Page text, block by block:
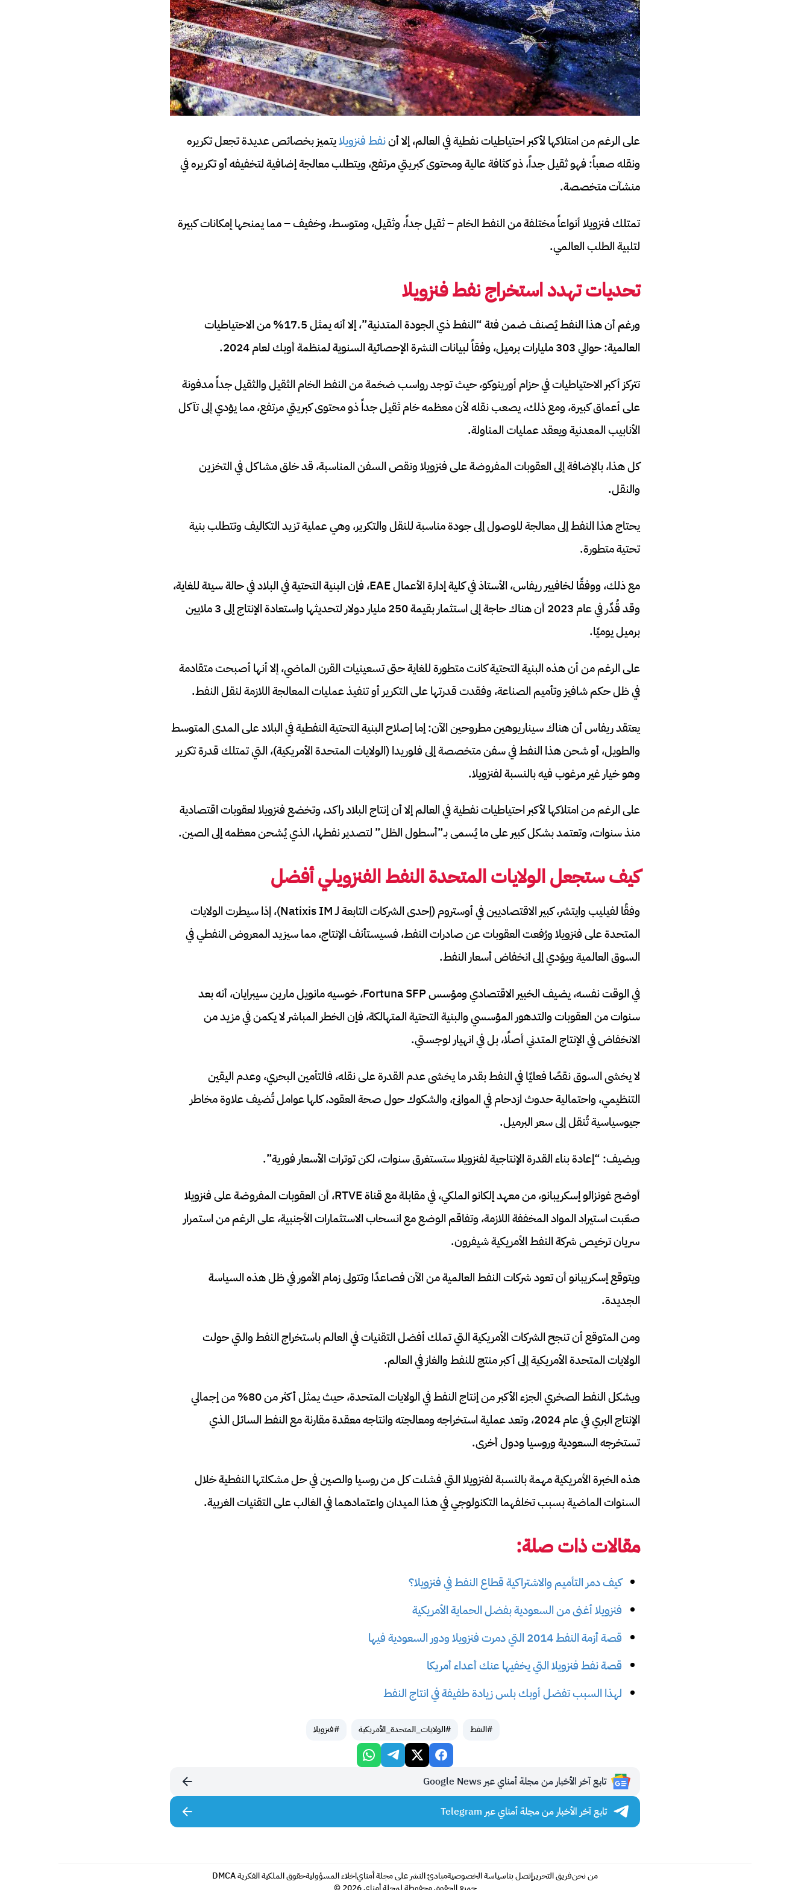
على الرغم من امتلاكها لأكبر احتياطيات نفطية في العالم، إلا أننفط فنزويلايتميز بخصائص عديدة تجعل تكريره
ونقله صعباً: فهو ثقيل جداً، ذو كثافة عالية ومحتوى كبريتي مرتفع، ويتطلب معالجة إضافية لتخفيفه أو تكريره في
منشآت متخصصة.
تمتلك فنزويلا أنواعاً مختلفة من النفط الخام – ثقيل جداً، وثقيل، ومتوسط، وخفيف – مما يمنحها إمكانات كبيرة
لتلبية الطلب العالمي.
تحديات تهدد استخراج نفط فنزويلا
ورغم أن هذا النفط يُصنف ضمن فئة “النفط ذي الجودة المتدنية”، إلا أنه يمثل 17.5% من الاحتياطيات
العالمية: حوالي 303 مليارات برميل، وفقاً لبيانات النشرة الإحصائية السنوية لمنظمة أوبك لعام 2024.
تتركز أكبر الاحتياطيات في حزام أورينوكو، حيث توجد رواسب ضخمة من النفط الخام الثقيل والثقيل جداً مدفونة
على أعماق كبيرة، ومع ذلك، يصعب نقله لأن معظمه خام ثقيل جداً ذو محتوى كبريتي مرتفع، مما يؤدي إلى تآكل
الأنابيب المعدنية ويعقد عمليات المناولة.
كل هذا، بالإضافة إلى العقوبات المفروضة على فنزويلا ونقص السفن المناسبة، قد خلق مشاكل في التخزين
والنقل.
يحتاج هذا النفط إلى معالجة للوصول إلى جودة مناسبة للنقل والتكرير، وهي عملية تزيد التكاليف وتتطلب بنية
تحتية متطورة.
مع ذلك، ووفقًا لخافيير ريفاس، الأستاذ في كلية إدارة الأعمال EAE، فإن البنية التحتية في البلاد في حالة سيئة للغاية،
وقد قُدِّر في عام 2023 أن هناك حاجة إلى استثمار بقيمة 250 مليار دولار لتحديثها واستعادة الإنتاج إلى 3 ملايين
برميل يوميًا.
على الرغم من أن هذه البنية التحتية كانت متطورة للغاية حتى تسعينيات القرن الماضي، إلا أنها أصبحت متقادمة
في ظل حكم شافيز وتأميم الصناعة، وفقدت قدرتها على التكرير أو تنفيذ عمليات المعالجة اللازمة لنقل النفط.
يعتقد ريفاس أن هناك سيناريوهين مطروحين الآن: إما إصلاح البنية التحتية النفطية في البلاد على المدى المتوسط
​​والطويل، أو شحن هذا النفط في سفن متخصصة إلى فلوريدا (الولايات المتحدة الأمريكية)، التي تمتلك قدرة تكرير
وهو خيار غير مرغوب فيه بالنسبة لفنزويلا.
على الرغم من امتلاكها لأكبر احتياطيات نفطية في العالم إلا أن إنتاج البلاد راكد، وتخضع فنزويلا لعقوبات اقتصادية
منذ سنوات، وتعتمد بشكل كبير على ما يُسمى بـ”أسطول الظل” لتصدير نفطها، الذي يُشحن معظمه إلى الصين.
كيف ستجعل الولايات المتحدة النفط الفنزويلي أفضل
وفقًا لفيليب وايتشر، كبير الاقتصاديين في أوستروم (إحدى الشركات التابعة لـ Natixis IM)، إذا سيطرت الولايات
المتحدة على فنزويلا ورُفعت العقوبات عن صادرات النفط، فسيستأنف الإنتاج، مما سيزيد المعروض النفطي في
السوق العالمية ويؤدي إلى انخفاض أسعار النفط.
في الوقت نفسه، يضيف الخبير الاقتصادي ومؤسس Fortuna SFP، خوسيه مانويل مارين سيبرايان، أنه بعد
سنوات من العقوبات والتدهور المؤسسي والبنية التحتية المتهالكة، فإن الخطر المباشر لا يكمن في مزيد من
الانخفاض في الإنتاج المتدني أصلًا، بل في انهيار لوجستي.
لا يخشى السوق نقصًا فعليًا في النفط بقدر ما يخشى عدم القدرة على نقله، فالتأمين البحري، وعدم اليقين
التنظيمي، واحتمالية حدوث ازدحام في الموانئ، والشكوك حول صحة العقود، كلها عوامل تُضيف علاوة مخاطر
جيوسياسية تُنقل إلى سعر البرميل.
ويضيف: “إعادة بناء القدرة الإنتاجية لفنزويلا ستستغرق سنوات، لكن توترات الأسعار فورية”.
أوضح غونزالو إسكريبانو، من معهد إلكانو الملكي، في مقابلة مع قناة RTVE، أن العقوبات المفروضة على فنزويلا
صعّبت استيراد المواد المخففة اللازمة، وتفاقم الوضع مع انسحاب الاستثمارات الأجنبية، على الرغم من استمرار
سريان ترخيص شركة النفط الأمريكية شيفرون.
ويتوقع إسكريبانو أن تعود شركات النفط العالمية من الآن فصاعدًا وتتولى زمام الأمور في ظل هذه السياسة
الجديدة.
ومن المتوقع أن تنجح الشركات الأمريكية التي تملك أفضل التقنيات في العالم باستخراج النفط والتي حولت
الولايات المتحدة الأمريكية إلى أكبر منتج للنفط والغاز في العالم.
ويشكل النفط الصخري الجزء الأكبر من إنتاج النفط في الولايات المتحدة، حيث يمثل أكثر من 80% من إجمالي
الإنتاج البري في عام 2024، وتعد عملية استخراجه ومعالجته وانتاجه معقدة مقارنة مع النفط السائل الذي
تستخرجه السعودية وروسيا ودول أخرى.
هذه الخبرة الأمريكية مهمة بالنسبة لفنزويلا التي فشلت كل من روسيا والصين في حل مشكلتها النفطية خلال
السنوات الماضية بسبب تخلفهما التكنولوجي في هذا الميدان واعتمادهما في الغالب على التقنيات الغربية.
مقالات ذات صلة:
كيف دمر التأميم والاشتراكية قطاع النفط في فنزويلا؟
فنزويلا أغنى من السعودية بفضل الحماية الأمريكية
قصة أزمة النفط 2014 التي دمرت فنزويلا ودور السعودية فيها
قصة نفط فنزويلا التي يخفيها عنك أعداء أمريكا
لهذا السبب تفضل أوبك بلس زيادة طفيفة في انتاج النفط
#النفط #الولايات_المتحدة_الأمريكية #فنزويلا
تابع آخر الأخبار من مجلة أمناي عبر Google News
تابع آخر الأخبار من مجلة أمناي عبر Telegram
من نحنفريق التحريرإتصل بناسياسة الخصوصيةمبادئ النشر على مجلة أمناياخلاء المسؤوليةحقوق الملكية الفكرية DMCA